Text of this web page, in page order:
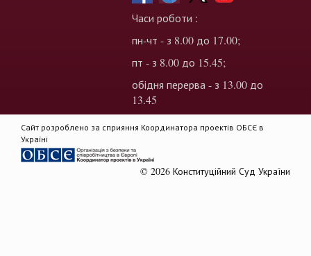
Часи роботи :
пн-чт - з 8.00 до 17.00;
пт - з 8.00 до 15.45;
обідня перерва - з 13.00 до
13.45
Сайт розроблено за сприяння Координатора проектів ОБСЄ в
Україні
© 2026 Конституційний Суд України